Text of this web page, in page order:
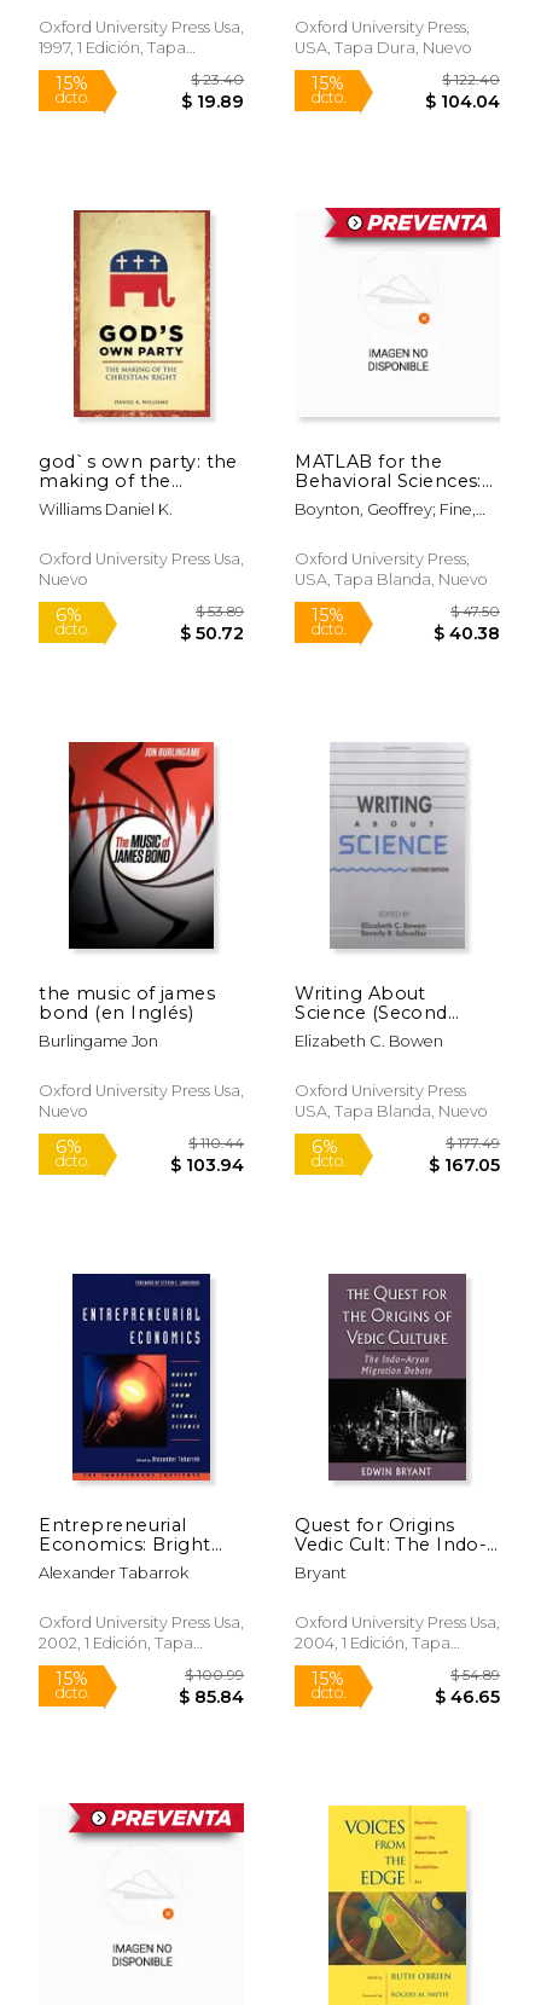
15%
Oxford University Press Usa,
1997, 1 Edición, Tapa
Blanda, Nuevo
Oxford University Press,
USA, Tapa Dura, Nuevo
god`s own party: the
making of the
christian right (en
Inglés)
Williams Daniel K.
Oxford University Press Usa,
Nuevo
6%
dcto. $ 50.72
MATLAB for the
Behavioral Sciences:
How to Program
Your Own
Inglés)
Boynton, Geoffrey; Fine,
Oxford University Press,
USA, Tapa Blanda, Nuevo
15%
dcto.
the music of james
bond (en Inglés)
Burlingame Jon
Oxford University Press Usa,
Nuevo
Writing About
Science (Second
Edition)
Elizabeth C. Bowen
Oxford University Press
USA, Tapa Blanda, Nuevo
6%
dcto.
Entrepreneurial
Economics: Bright
Ideas From the
Dismal Science (en
Alexander Tabarrok
Oxford University Press Usa,
2002, 1 Edición, Tapa
Blanda, Nuevo
Quest for Origins
Vedic Cult: The Indo-
Aryan Migration
Debate (en Inglés)
Bryant
Oxford University Press Usa,
2004, 1 Edición, Tapa
Blanda, Nuevo